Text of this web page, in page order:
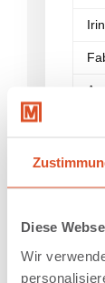
Diese
Wir